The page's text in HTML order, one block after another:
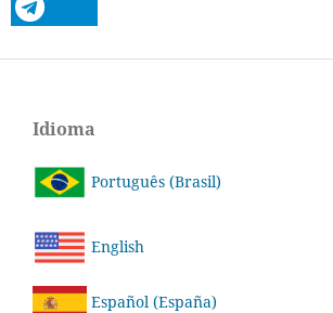
Idioma
Português (Brasil)
English
Español (España)